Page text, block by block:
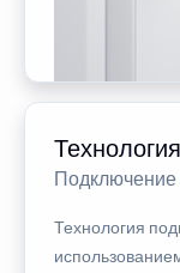
Технология